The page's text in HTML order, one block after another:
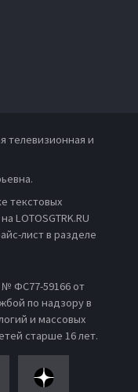
телевизионная и
текстовых
LOTOSGTRK.RU
лист в разделе
ФС77-59166 от
по надзору в
и массовых
старше 16 лет.